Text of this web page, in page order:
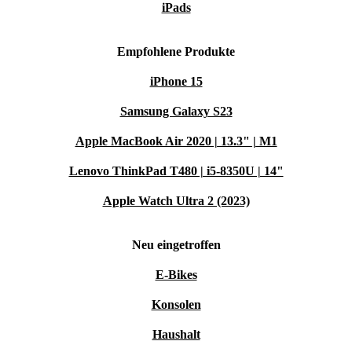
iPads
Empfohlene Produkte
iPhone 15
Samsung Galaxy S23
Apple MacBook Air 2020 | 13.3" | M1
Lenovo ThinkPad T480 | i5-8350U | 14"
Apple Watch Ultra 2 (2023)
Neu eingetroffen
E-Bikes
Konsolen
Haushalt